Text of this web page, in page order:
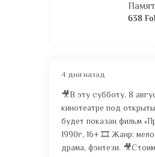
638
4 дня назад
🎥В эту субботу, 8
кинотеатре под
будет показан фильм
1990г, 16+ 🎞️ Жанр:
драма, фэнтези.